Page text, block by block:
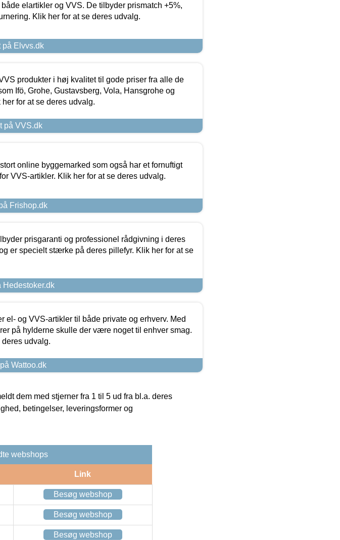
elartikler og VVS. De tilbyder prismatch +5%,
Klik her for at se deres udvalg.
på Elvvs.dk
produkter i høj kvalitet til gode priser fra alle de
Ifö, Grohe, Gustavsberg, Vola, Hansgrohe og
for at se deres udvalg.
på VVS.dk
online byggemarked som også har et fornuftigt
VVS-artikler. Klik her for at se deres udvalg.
Frishop.dk
prisgaranti og professionel rådgivning i deres
er specielt stærke på deres pillefyr. Klik her for at se
Hedestoker.dk
el- og VVS-artikler til både private og erhverv. Med
på hylderne skulle der være noget til enhver smag.
deres udvalg.
Wattoo.dk
dem med stjerner fra 1 til 5 ud fra bl.a. deres
betingelser, leveringsformer og
webshops
Link
Besøg webshop
Besøg webshop
Besøg webshop